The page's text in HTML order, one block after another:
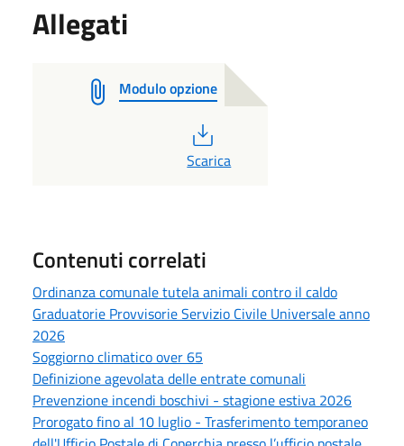
Allegati
Modulo opzione
PDF
Scarica
Contenuti correlati
Ordinanza comunale tutela animali contro il caldo
Graduatorie Provvisorie Servizio Civile Universale anno
2026
Soggiorno climatico over 65
Definizione agevolata delle entrate comunali
Prevenzione incendi boschivi - stagione estiva 2026
Prorogato fino al 10 luglio - Trasferimento temporaneo